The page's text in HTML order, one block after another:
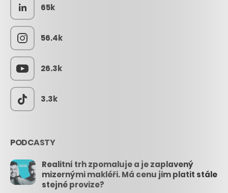
65k
56.4k
26.3k
3.3k
PODCASTY
Realitní trh zpomaluje a je zaplavený
mizernými makléři. Má cenu jim platit stále
stejné provize?